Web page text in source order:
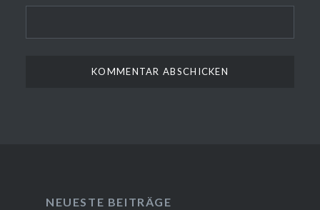
NEUESTE BEITRÄGE